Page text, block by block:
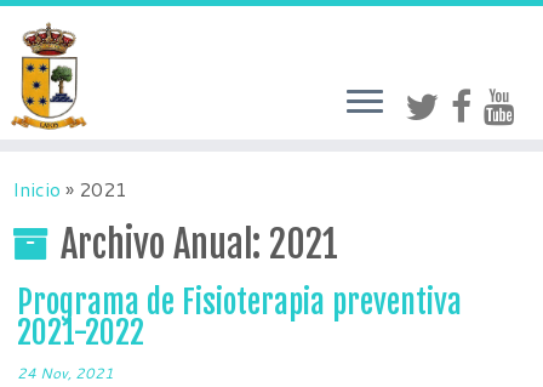
Inicio » 2021
Archivo Anual: 2021
Programa de Fisioterapia preventiva
2021-2022
24 Nov, 2021